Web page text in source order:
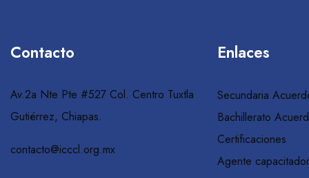
Contacto
Av.2a Nte Pte #527 Col. Centro Tuxtla
Gutiérrez, Chiapas.
contacto@icccl.org.mx
Enlaces
Secundaria
Bachillerato
Certificaciones
Agente